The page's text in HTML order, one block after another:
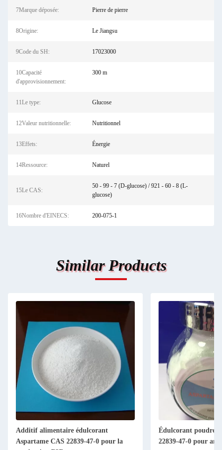
7Marque déposée: Pierre de pierre
8Origine: Le Jiangsu
9Code du SH: 17023000
10Capacité
d'approvisionnement:
300 m
11Le type: Glucose
12Valeur nutritionnelle: Nutritionnel
13Effets: Énergie
14Ressource: Naturel
15Le CAS:
50 - 99 - 7 (D-glucose) / 921 - 60 - 8 (L-
glucose)
16Nombre d'EINECS: 200-075-1
Similar Products
Additif alimentaire édulcorant
Aspartame CAS 22839-47-0 pour la
Édulcorant poudre
22839-47-0 pour